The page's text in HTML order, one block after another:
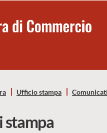
Ufficio stampa
stampa